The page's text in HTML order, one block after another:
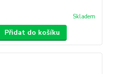
Skladem
Přidat do košíku